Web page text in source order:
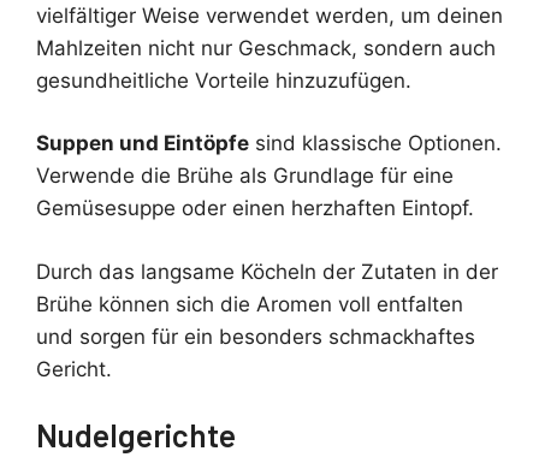
vielfältiger Weise verwendet werden, um deinen
Mahlzeiten nicht nur Geschmack, sondern auch
gesundheitliche Vorteile hinzuzufügen.
Suppen und Eintöpfe sind klassische Optionen.
Verwende die Brühe als Grundlage für eine
Gemüsesuppe oder einen herzhaften Eintopf.
Durch das langsame Köcheln der Zutaten in der
Brühe können sich die Aromen voll entfalten
und sorgen für ein besonders schmackhaftes
Gericht.
Nudelgerichte